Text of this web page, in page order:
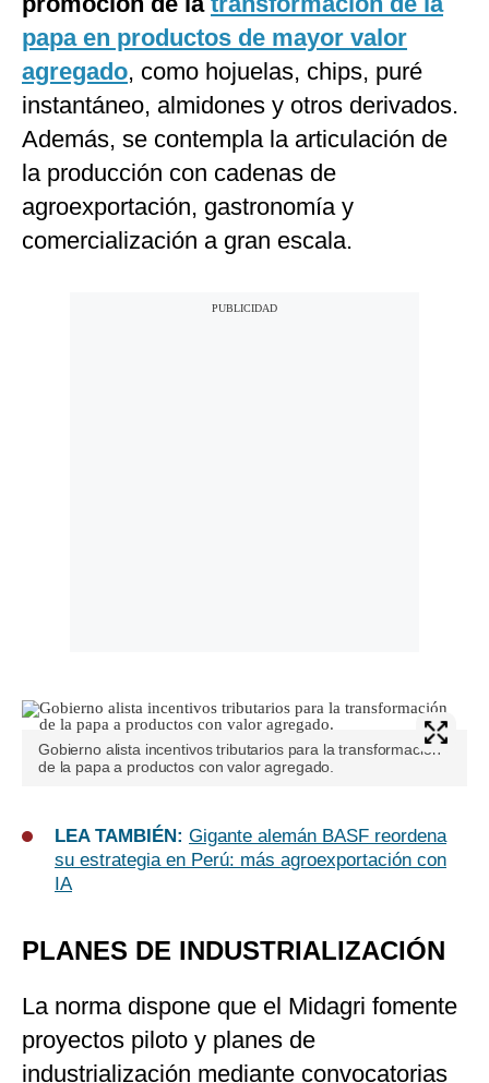
papa en productos de mayor valor
agregado, como hojuelas, chips, puré
instantáneo, almidones y otros derivados.
Además, se contempla la articulación de
la producción con cadenas de
agroexportación, gastronomía y
comercialización a gran escala.
Gobierno alista incentivos tributarios para la transformación
de la papa a productos con valor agregado.
LEA TAMBIÉN: Gigante alemán BASF reordena
su estrategia en Perú: más agroexportación con
IA
PLANES DE INDUSTRIALIZACIÓN
La norma dispone que el Midagri fomente
proyectos piloto y planes de
industrialización mediante convocatorias